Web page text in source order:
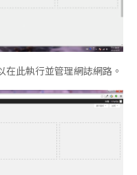
此執行並管理網誌網路。